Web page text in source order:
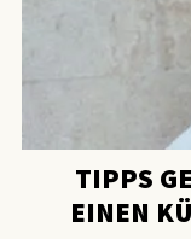
TIPPS
EINEN